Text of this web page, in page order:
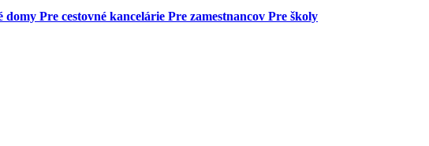
domy Pre cestovné kancelárie Pre zamestnancov Pre školy